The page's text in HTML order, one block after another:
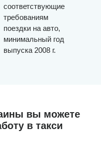
соответствующие
требованиям
поездки на авто,
минимальный год
выпуска 2008 г.
вы можете
в такси